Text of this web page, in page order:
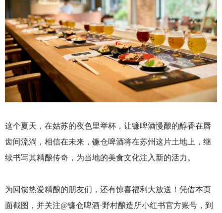
这个夏天，在姑苏的夜色里举杯，让镰啤酒慢酿的醇香在唇
齿间流淌，相信在未来，镰仓啤酒将在苏州这片土地上，继
续书写其精酿传奇，为当地的美食文化注入新的活力。
为回馈热爱精酿的朋友们，还有惊喜福利大放送！凭借本页
面截图，并关注@镰仓啤酒·野村酿造所小红书官方账号，到